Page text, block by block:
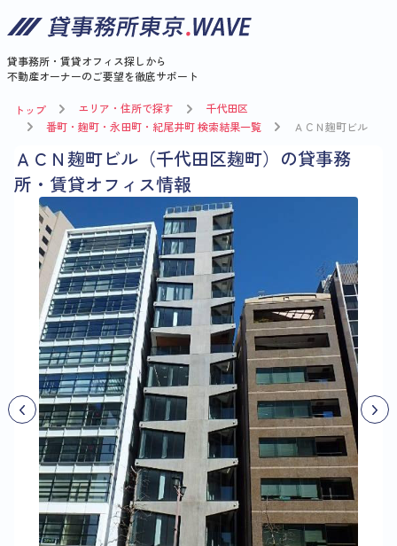
貸事務所・賃貸オフィス探しから
不動産オーナーのご要望を徹底サポート
トップ エリア・住所で探す
千代田区
番町・麹町・永田町・紀尾井町 検索結果一覧
ＡＣＮ麹町ビル
ＡＣＮ麹町ビル（千代田区麹町）の貸事務
所・賃貸オフィス情報